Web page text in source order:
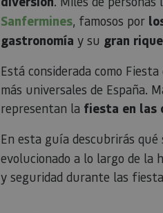
Sanfermines, famosos por
gastronomía y su gran
Está considerada como
más universales de España.
representan la fiesta en las
En esta guía descubrirás qué
evolucionado a lo largo de la
y seguridad durante las